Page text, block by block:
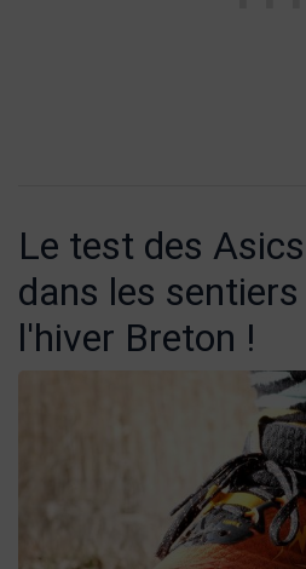
Le test des
dans les
l'hiver Breton !